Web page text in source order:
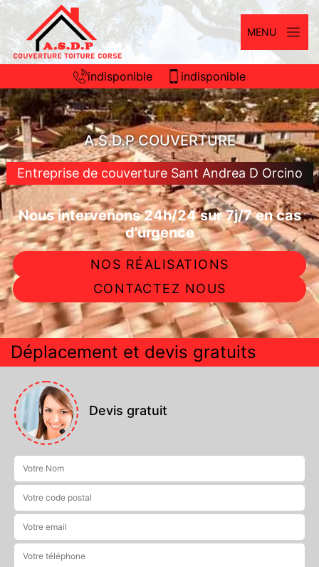
MENU
indisponible indisponible
A.S.D.P COUVERTURE
Entreprise de couverture Sant Andrea D Orcino
Nous intervenons 24h/24 sur 7j/7 en cas
d'urgence
NOS RÉALISATIONS
CONTACTEZ NOUS
Déplacement et devis gratuits
Devis gratuit